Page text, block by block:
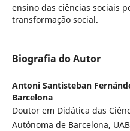
ensino das ciências sociais
transformação social.
Biografia do Autor
Antoni Santisteban
Barcelona
Doutor em Didática das
Autónoma de Barcelona,